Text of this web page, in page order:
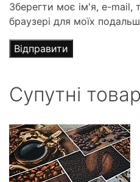
Зберегти моє ім'я, e-mail,
браузері для моїх
Супутні